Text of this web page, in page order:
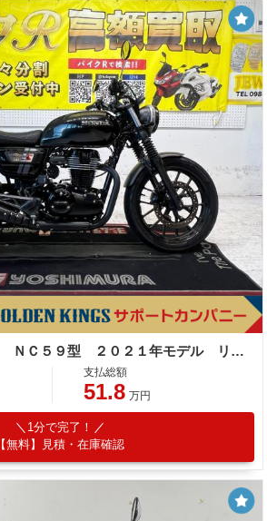
ホンダ ＧＢ３５０Ｓ ＮＣ５９型 ２０２１年モデル リアキャリア グリップヒーター タコメーター
支払総額
51.8 万円
1分で完了！
【無料】見積・在庫確認